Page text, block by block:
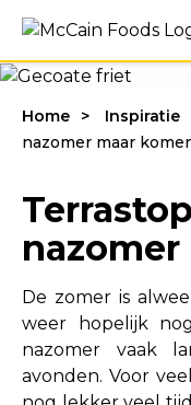
Home Inspiratie
nazomer maar
De zomer is
weer hopelijk
nazomer vaak
avonden. Voor